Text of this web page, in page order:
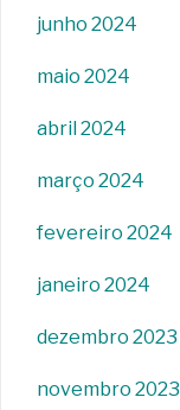
junho 2024
maio 2024
abril 2024
março 2024
fevereiro 2024
janeiro 2024
dezembro 2023
novembro 2023